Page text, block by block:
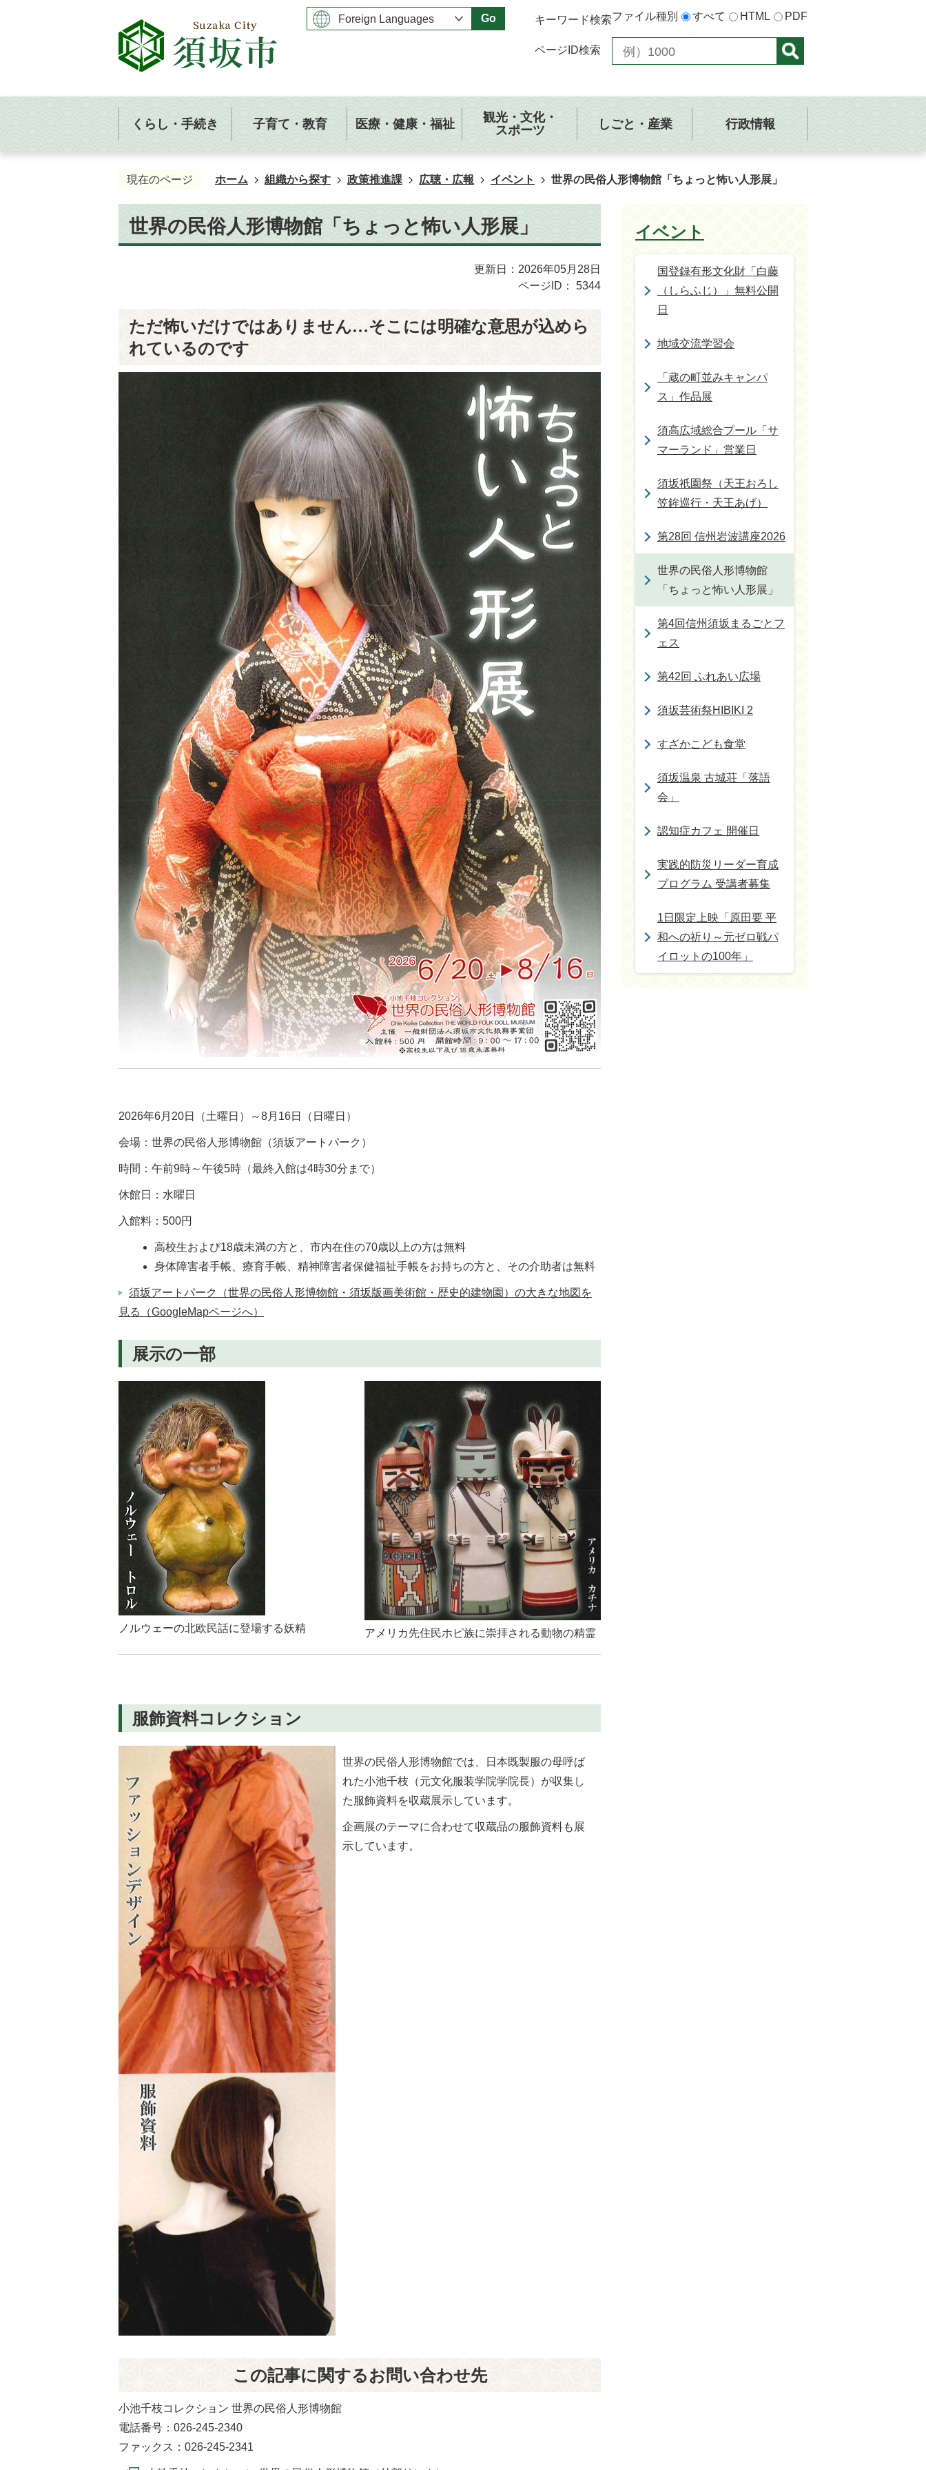
Go キーワード検索ファイル種別 すべて HTML PDF
ページID検索
くらし・手続き 子育て・教育 医療・健康・福祉
観光・文化・
スポーツ
しごと・産業 行政情報
現在のページ ホーム 組織から探す 政策推進課 広聴・広報 イベント 世界の民俗人形博物館「ちょっと怖い人形展」
世界の民俗人形博物館「ちょっと怖い人形展」
更新日：2026年05月28日
ページID：
5344
ただ怖いだけではありません…そこには明確な意思が込めら
れているのです
2026年6月20日（土曜日）～8月16日（日曜日）
会場：世界の民俗人形博物館（須坂アートパーク）
時間：午前9時～午後5時（最終入館は4時30分まで）
休館日：水曜日
入館料：500円
高校生および18歳未満の方と、市内在住の70歳以上の方は無料
身体障害者手帳、療育手帳、精神障害者保健福祉手帳をお持ちの方と、その介助者は無料
須坂アートパーク（世界の民俗人形博物館・須坂版画美術館・歴史的建物園）の大きな地図を
見る（GoogleMapページへ）
展示の一部
ノルウェーの北欧民話に登場する妖精 アメリカ先住民ホピ族に崇拝される動物の精霊
服飾資料コレクション
世界の民俗人形博物館では、日本既製服の母呼ば
れた小池千枝（元文化服装学院学院長）が収集し
た服飾資料を収蔵展示しています。
企画展のテーマに合わせて収蔵品の服飾資料も展
示しています。
この記事に関するお問い合わせ先
小池千枝コレクション 世界の民俗人形博物館
電話番号：026-245-2340
ファックス：026-245-2341
イベント
国登録有形文化財「白藤
（しらふじ）」無料公開
日
地域交流学習会
「蔵の町並みキャンパ
ス」作品展
須高広域総合プール「サ
マーランド」営業日
須坂祇園祭（天王おろし
笠鉾巡行・天王あげ）
第28回 信州岩波講座2026
世界の民俗人形博物館
「ちょっと怖い人形展」
第4回信州須坂まるごとフ
ェス
第42回 ふれあい広場
須坂芸術祭HIBIKI 2
すざかこども食堂
須坂温泉 古城荘「落語
会」
認知症カフェ 開催日
実践的防災リーダー育成
プログラム 受講者募集
1日限定上映「原田要 平
和への祈り～元ゼロ戦パ
イロットの100年」